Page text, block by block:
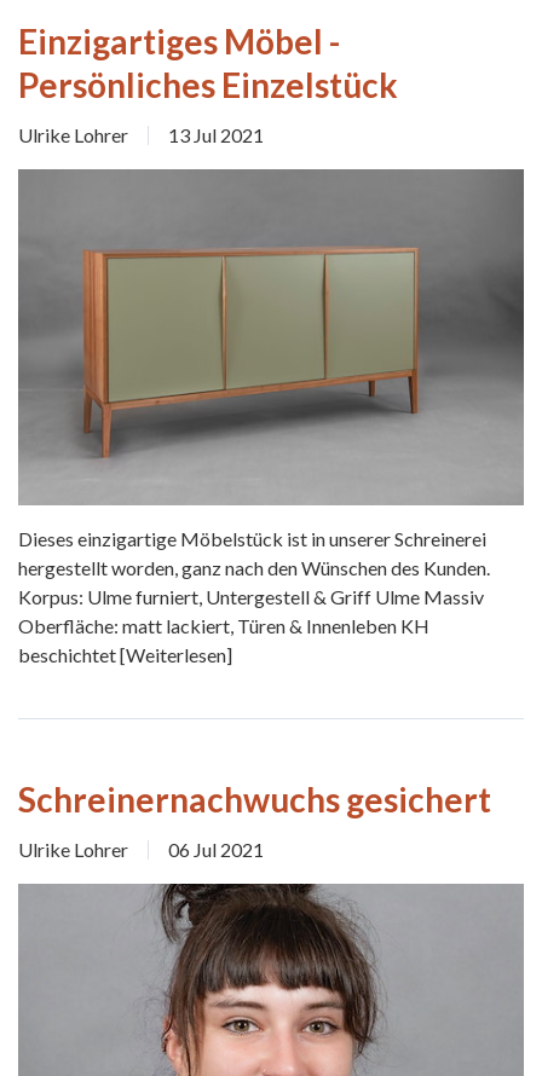
Ulrike Lohrer 13 Jul 2021
Einzigartiges Möbel -
Persönliches Einzelstück
Dieses einzigartige Möbelstück ist in unserer Schreinerei
hergestellt worden, ganz nach den Wünschen des Kunden.
Korpus: Ulme furniert, Untergestell & Griff Ulme Massiv
Oberfläche: matt lackiert, Türen & Innenleben KH
beschichtet[Weiterlesen]
Ulrike Lohrer 06 Jul 2021
Schreinernachwuchs gesichert